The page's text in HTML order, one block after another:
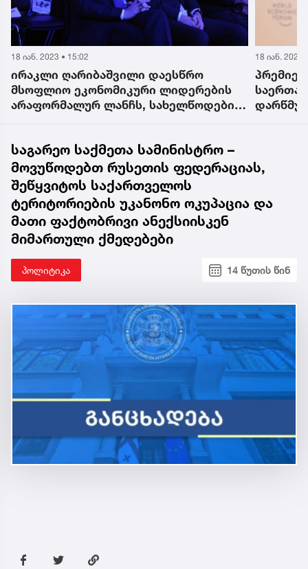
18 იან. 2023 • 15:05
პრემიერ-მინისტრი ესაუბრება
საერთაშორისო მსხვილ კომპანიებს და
დარწმუნებული ვარ, ამ შეხვედრებით
18 იან. 2023
ირაკლი
საგარეო საქმეთა სამინისტრო –
მოვუწოდებთ რუსეთის ფედერაციას,
შეწყვიტოს საქართველოს
ტერიტორიების უკანონო ოკუპაცია და
მათი ფაქტობრივი ანექსიისკენ
მიმართული ქმედებები
პოლიტიკა 14 წუთის წინ